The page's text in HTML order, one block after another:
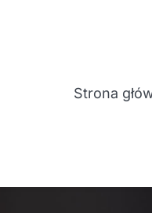
Strona